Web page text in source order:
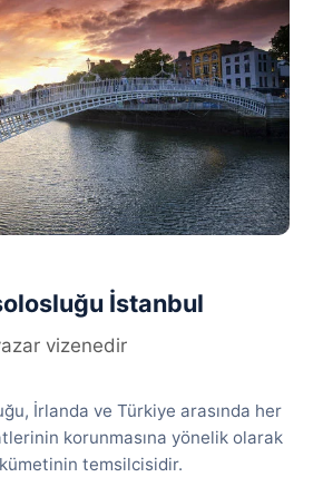
İstanbul
vizenedir
İrlanda ve Türkiye arasında her
korunmasına yönelik olarak
temsilcisidir.